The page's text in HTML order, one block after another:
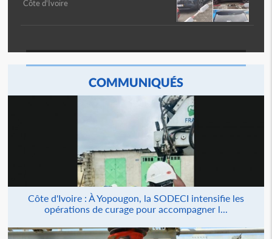
Côte d'Ivoire
COMMUNIQUÉS
Côte d'Ivoire : À Yopougon, la SODECI intensifie les
opérations de curage pour accompagner l...